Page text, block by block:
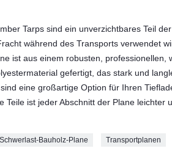
Tarps sind ein unverzichtbares Teil
während des Transports verwendet
ist aus einem robusten, professionellen,
gefertigt, das stark und
eine großartige Option für Ihren
Teile ist jeder Abschnitt der Plane leichter
Schwerlast-Bauholz-Plane Transportplanen